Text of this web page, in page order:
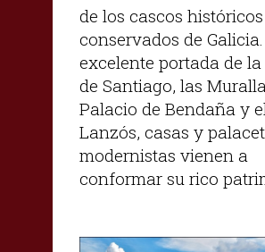
de los cascos
conservados de
excelente portada de la
de Santiago, las
Palacio de Bendaña y
Lanzós, casas y
modernistas vienen a
conformar su rico